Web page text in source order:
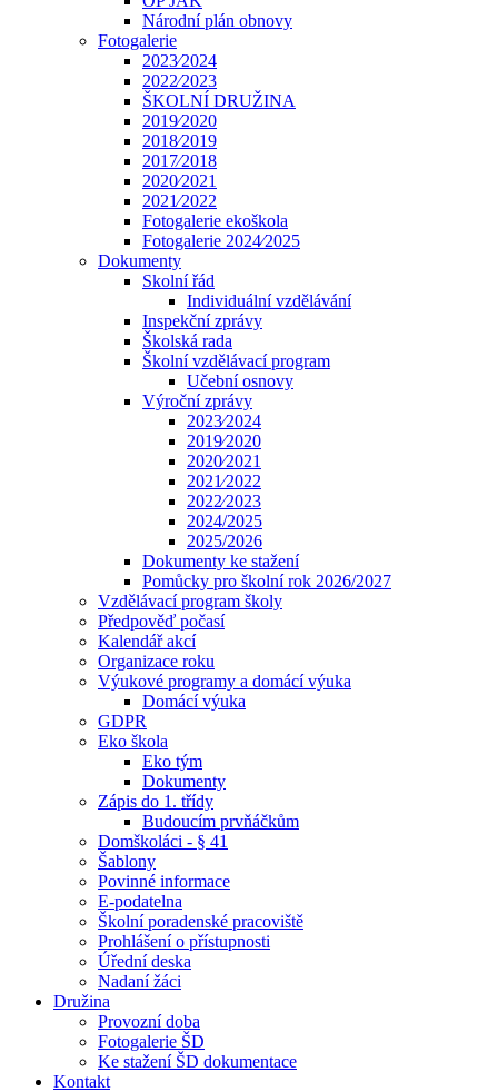
Národní plán obnovy
Fotogalerie
2023⁄2024
2022⁄2023
ŠKOLNÍ DRUŽINA
2019⁄2020
2018⁄2019
2017⁄2018
2020⁄2021
2021⁄2022
Fotogalerie ekoškola
Fotogalerie 2024⁄2025
Dokumenty
Skolní řád
Individuální vzdělávání
Inspekční zprávy
Školská rada
Školní vzdělávací program
Učební osnovy
Výroční zprávy
2023⁄2024
2019⁄2020
2020⁄2021
2021⁄2022
2022⁄2023
2024/2025
2025/2026
Dokumenty ke stažení
Pomůcky pro školní rok 2026/2027
Vzdělávací program školy
Předpověď počasí
Kalendář akcí
Organizace roku
Výukové programy a domácí výuka
Domácí výuka
GDPR
Eko škola
Eko tým
Dokumenty
Zápis do 1. třídy
Budoucím prvňáčkům
Domškoláci - § 41
Šablony
Povinné informace
E-podatelna
Školní poradenské pracoviště
Prohlášení o přístupnosti
Úřední deska
Nadaní žáci
Družina
Provozní doba
Fotogalerie ŠD
Ke stažení ŠD dokumentace
Kontakt